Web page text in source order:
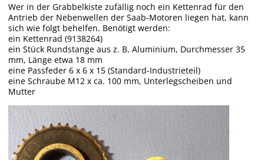
Wer in der Grabbelkiste zufällig noch ein Kettenrad für den
Antrieb der Nebenwellen der Saab-Motoren liegen hat, kann
sich wie folgt behelfen. Benötigt werden:
ein Kettenrad (9138264)
ein Stück Rundstange aus z. B. Aluminium, Durchmesser 35
mm, Länge etwa 18 mm
eine Passfeder 6 x 6 x 15 (Standard-Industrieteil)
eine Schraube M12 x ca. 100 mm, Unterlegscheiben und
Mutter